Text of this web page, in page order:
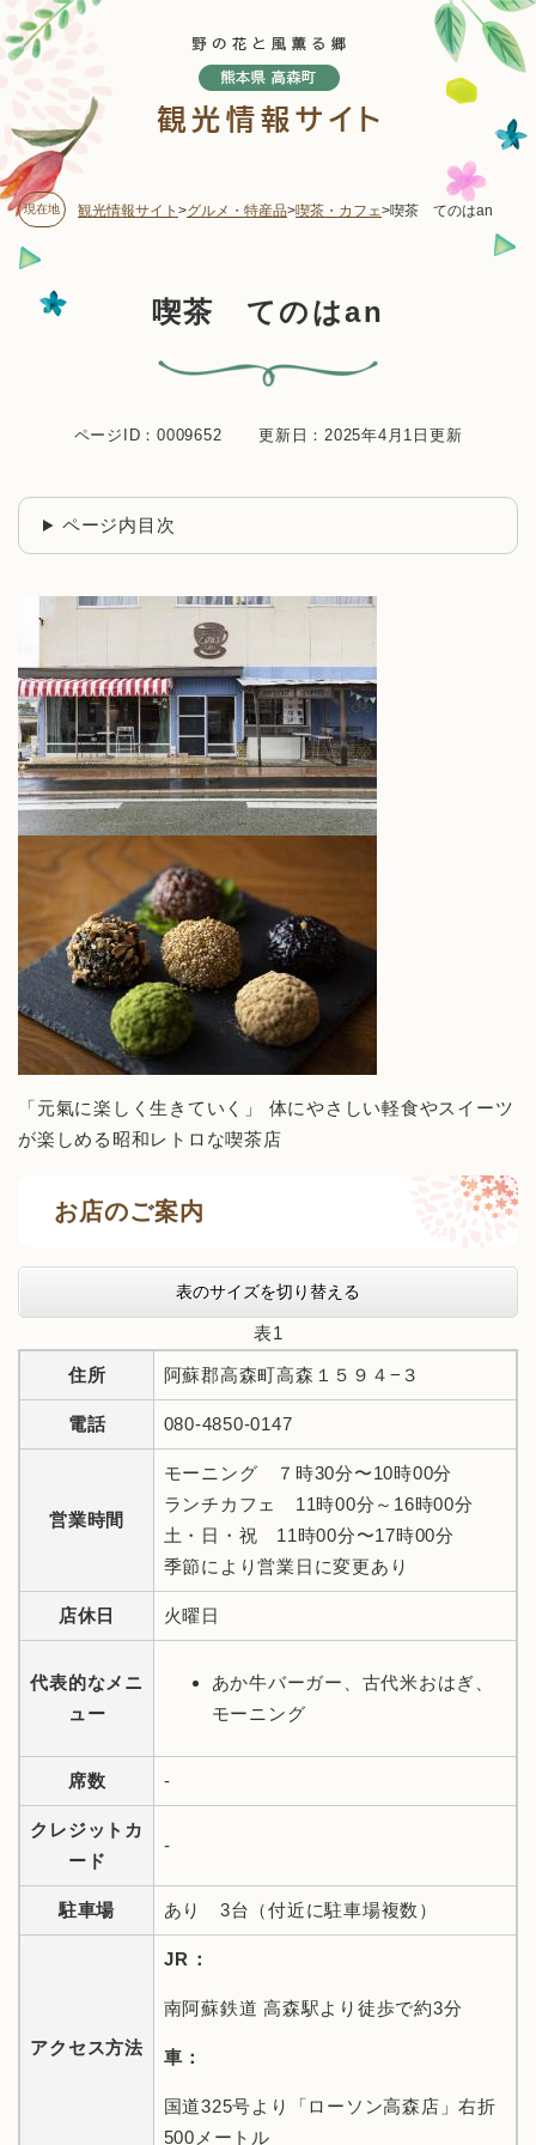
ー
ジ
頭
す
。 現在地 観光情報サイト >グルメ・特産品>喫茶・カフェ>喫茶 てのはan
喫茶 てのはan
ページID：0009652 更新日：2025年4月1日更新
ページ内目次
「元氣に楽しく生きていく」 体にやさしい軽食やスイーツ
が楽しめる昭和レトロな喫茶店
お店のご案内
表のサイズを切り替える
表1
住所 阿蘇郡高森町高森１５９４−３
電話 080-4850-0147
営業時間
モーニング ７時30分〜10時00分
ランチカフェ 11時00分～16時00分
土・日・祝 11時00分〜17時00分
季節により営業日に変更あり
店休日 火曜日
代表的なメニ
ュー
あか牛バーガー、古代米おはぎ、
モーニング
席数 -
クレジットカ
ード
-
駐車場 あり 3台（付近に駐車場複数）
アクセス方法
JR：
南阿蘇鉄道 高森駅より徒歩で約3分
車：
国道325号より「ローソン高森店」右折
500メートル